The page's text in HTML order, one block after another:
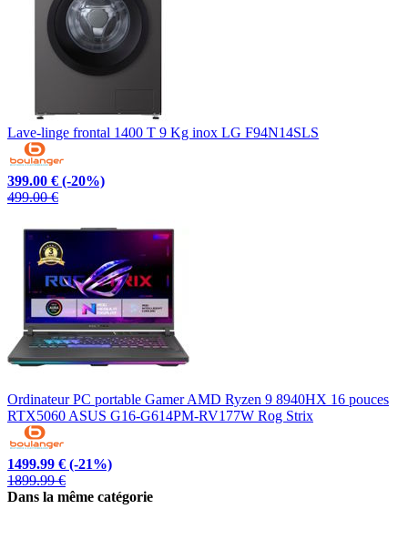
Lave-linge frontal 1400 T 9 Kg inox LG F94N14SLS
399.00 € (-20%)
499.00 €
Ordinateur PC portable Gamer AMD Ryzen 9 8940HX 16 pouces
RTX5060 ASUS G16-G614PM-RV177W Rog Strix
1499.99 € (-21%)
1899.99 €
Dans la même catégorie